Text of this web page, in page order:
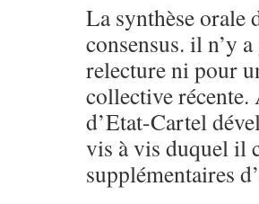
La synthèse orale
consensus. il n’y
relecture ni pour
collective récente.
d’Etat-Cartel
vis à vis duquel il
supplémentaires